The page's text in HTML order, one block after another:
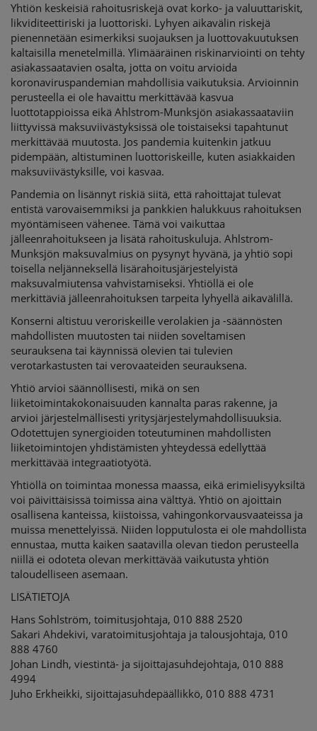
Yhtiön keskeisiä rahoitusriskejä ovat korko- ja valuuttariskit,
likviditeettiriski ja luottoriski. Lyhyen aikavälin riskejä
pienennetään esimerkiksi suojauksen ja luottovakuutuksen
kaltaisilla menetelmillä. Ylimääräinen riskinarviointi on tehty
asiakassaatavien osalta, jotta on voitu arvioida
koronaviruspandemian mahdollisia vaikutuksia. Arvioinnin
perusteella ei ole havaittu merkittävää kasvua
luottotappioissa eikä Ahlstrom-Munksjön asiakassaataviin
liittyvissä maksuviivästyksissä ole toistaiseksi tapahtunut
merkittävää muutosta. Jos pandemia kuitenkin jatkuu
pidempään, altistuminen luottoriskeille, kuten asiakkaiden
maksuviivästyksille, voi kasvaa.
Pandemia on lisännyt riskiä siitä, että rahoittajat tulevat
entistä varovaisemmiksi ja pankkien halukkuus rahoituksen
myöntämiseen vähenee. Tämä voi vaikuttaa
jälleenrahoitukseen ja lisätä rahoituskuluja. Ahlstrom-
Munksjön maksuvalmius on pysynyt hyvänä, ja yhtiö sopi
toisella neljänneksellä lisärahoitusjärjestelyistä
maksuvalmiutensa vahvistamiseksi. Yhtiöllä ei ole
merkittäviä jälleenrahoituksen tarpeita lyhyellä aikavälillä.
Konserni altistuu veroriskeille verolakien ja -säännösten
mahdollisten muutosten tai niiden soveltamisen
seurauksena tai käynnissä olevien tai tulevien
verotarkastusten tai verovaateiden seurauksena.
Yhtiö arvioi säännöllisesti, mikä on sen
liiketoimintakokonaisuuden kannalta paras rakenne, ja
arvioi järjestelmällisesti yritysjärjestelymahdollisuuksia.
Odotettujen synergioiden toteutuminen mahdollisten
liiketoimintojen yhdistämisten yhteydessä edellyttää
merkittävää integraatiotyötä.
Yhtiöllä on toimintaa monessa maassa, eikä erimielisyyksiltä
voi päivittäisissä toimissa aina välttyä. Yhtiö on ajoittain
osallisena kanteissa, kiistoissa, vahingonkorvausvaateissa ja
muissa menettelyissä. Niiden lopputulosta ei ole mahdollista
ennustaa, mutta kaiken saatavilla olevan tiedon perusteella
niillä ei odoteta olevan merkittävää vaikutusta yhtiön
taloudelliseen asemaan.
LISÄTIETOJA
Hans Sohlström, toimitusjohtaja, 010 888 2520
Sakari Ahdekivi, varatoimitusjohtaja ja talousjohtaja, 010
888 4760
Johan Lindh, viestintä- ja sijoittajasuhdejohtaja, 010 888
4994
Juho Erkheikki, sijoittajasuhdepäällikkö, 010 888 4731